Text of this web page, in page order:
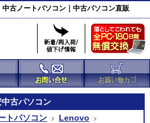
ノートパソコン｜中古パソコン直販
中古パソコン
トパソコン
Lenovo